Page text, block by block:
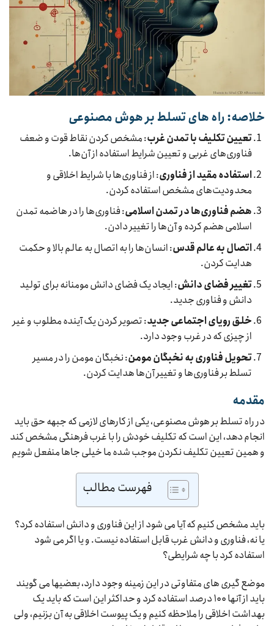
خلاصه: راه های تسلط بر هوش مصنوعی
تعیین تکلیف با تمدن غرب: مشخص کردن نقاط قوت و ضعف
فناوری‌های غربی و تعیین شرایط استفاده از آن‌ها.
استفاده مقید از فناوری: از فناوری‌ها با شرایط اخلاقی و
محدودیت‌های مشخص استفاده کردن.
هضم فناوری‌ها در تمدن اسلامی: فناوری‌ها را در هاضمه تمدن
اسلامی هضم کرده و آن‌ها را تغییر دادن.
اتصال به عالم قدس: انسان‌ها را به اتصال به عالم بالا و حکمت
هدایت کردن.
تغییر فضای دانش: ایجاد یک فضای دانش مومنانه برای تولید
دانش و فناوری جدید.
خلق رویای اجتماعی جدید: تصویر کردن یک آینده مطلوب و غیر
از چیزی که در غرب وجود دارد.
تحویل فناوری به نخبگان مومن: نخبگان مومن را در مسیر
تسلط بر فناوری‌ها و تغییر آن‌ها هدایت کردن.
مقدمه
در راه تسلط بر هوش مصنوعی، یکی از کارهای لازمی که جبهه حق باید
انجام دهد، این است که تکلیف خودش را با غرب فرهنگی مشخص کند
و همین تعیین تکلیف نکردن موجب شده ما خیلی جاها منفعل شویم
فهرست مطالب
باید مشخص کنیم که آیا می شود از این فناوری و دانش استفاده کرد؟
یا نه، فناوری و دانش غرب قابل استفاده نیست. و یا اگر می شود
استفاده کرد با چه شرایطی؟
موضع گیری های متفاوتی در این زمینه وجود دارد، بعضیها می گویند
باید از آنها ۱۰۰ درصد استفاده کرد و حداکثر این است که باید یک
بهداشت اخلاقی را ملاحظه کنیم و یک پیوست اخلاقی به آن بزنیم، ولی